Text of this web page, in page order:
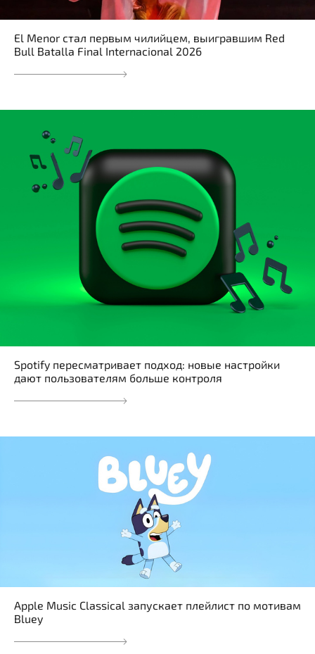
El Menor стал первым чилийцем, выигравшим Red
Bull Batalla Final Internacional 2026
Spotify пересматривает подход: новые настройки
дают пользователям больше контроля
Apple Music Classical запускает плейлист по мотивам
Bluey